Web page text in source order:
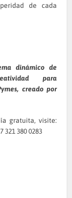
de cada
dinámico de
para
creado por
gratuita, visite:
321 380 0283